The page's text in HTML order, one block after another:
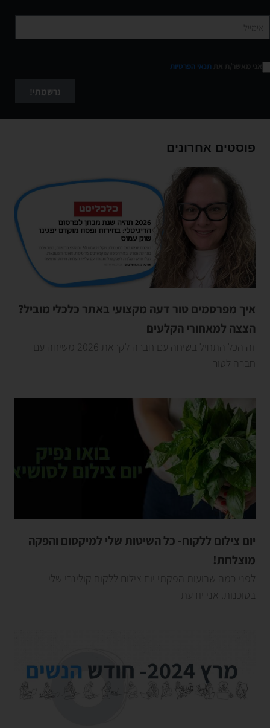
תנאי הפרטיות
נרשמתי!
פוסטים אחרונים
איך מפרסמים טור דעה מקצועי באתר כלכלי מוביל?
הצצה למאחורי הקלעים
זה הכל התחיל בשיחה עם חברה לקראת 2026 משיחה עם
חברה לטור
יום צילום ללקוח- כל השיטות שלי למיקסום והפקה
מוצלחת!
לפני כמה שבועות הפקתי יום צילום ללקוח קולינרי שלי
בסוכנות. אני יודעת